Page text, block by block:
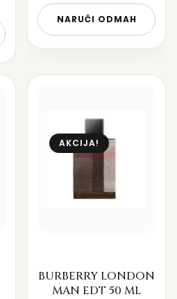
NARUČI ODMAH
AKCIJA!
BURBERRY LONDON
MAN EDT 50 ML